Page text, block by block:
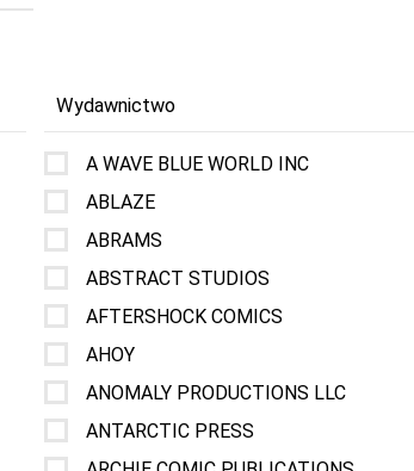
Wydawnictwo
A WAVE BLUE WORLD INC
ABLAZE
ABRAMS
ABSTRACT STUDIOS
AFTERSHOCK COMICS
AHOY
ANOMALY PRODUCTIONS LLC
ANTARCTIC PRESS